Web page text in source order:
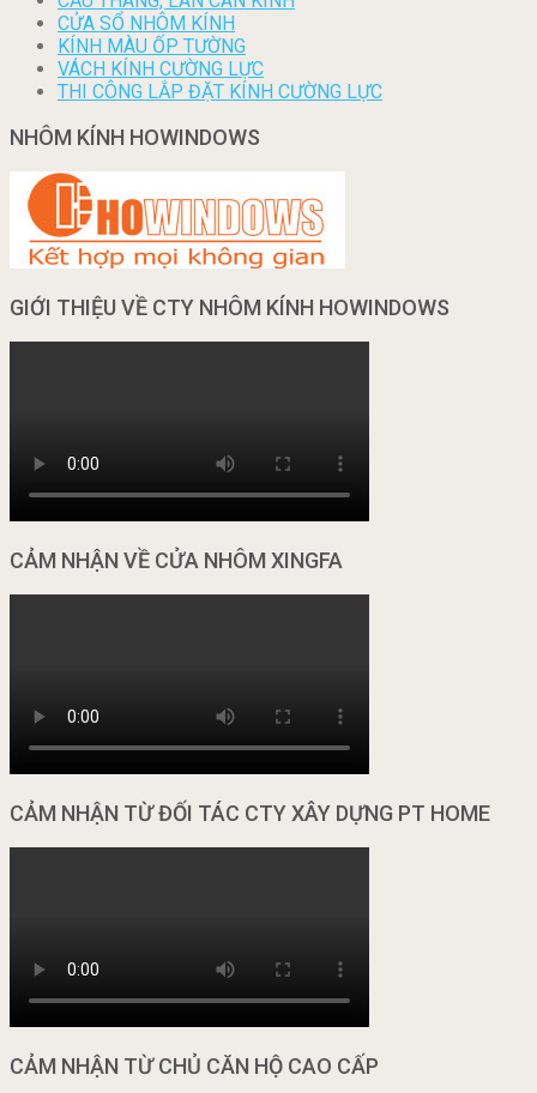
CỬA SỔ NHÔM KÍNH
KÍNH MÀU ỐP TƯỜNG
VÁCH KÍNH CƯỜNG LỰC
THI CÔNG LẮP ĐẶT KÍNH CƯỜNG LỰC
NHÔM KÍNH HOWINDOWS
GIỚI THIỆU VỀ CTY NHÔM KÍNH HOWINDOWS
CẢM NHẬN VỀ CỬA NHÔM XINGFA
CẢM NHẬN TỪ ĐỐI TÁC CTY XÂY DỰNG PT HOME
CẢM NHẬN TỪ CHỦ CĂN HỘ CAO CẤP